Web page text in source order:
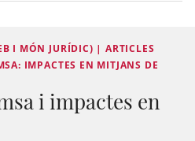
I MÓN JURÍDIC) | ARTICLES
IMPACTES EN MITJANS DE
i impactes en